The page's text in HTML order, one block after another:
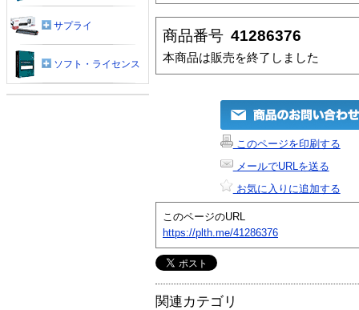
商品番号 41286376
本商品は販売を終了しました
このページを印刷する
メールでURLを送る
お気に入りに追加する
このページのURL
https://plth.me/41286376
関連カテゴリ
サプライ
ソフト・ライセンス